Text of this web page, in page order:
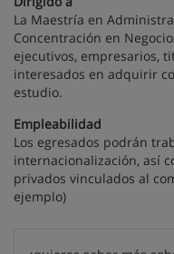
La Maestría en
Concentración en
ejecutivos, empresarios,
interesados en adquirir
estudio.
Empleabilidad
Los egresados podrán
internacionalización, así
privados vinculados al
ejemplo)